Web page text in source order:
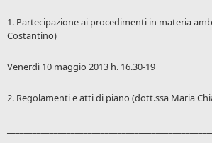
1. Partecipazione ai procedimenti in materia
Costantino)
Venerdì 10 maggio 2013 h. 16.30-19
2. Regolamenti e atti di piano (dott.ssa Maria